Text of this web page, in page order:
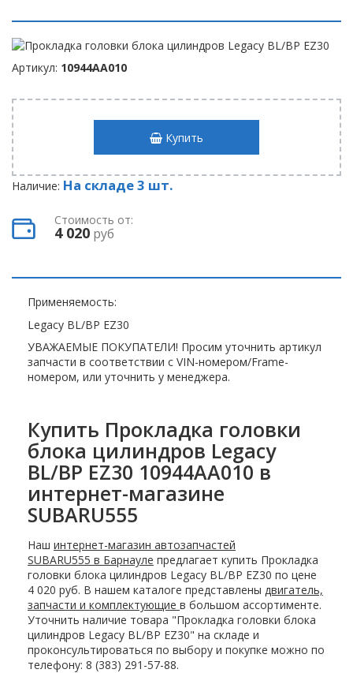
Артикул: 10944AA010
Купить
Наличие: На складе 3 шт.
Стоимость от:
4 020 руб
Применяемость:
Legacy BL/BP EZ30
УВАЖАЕМЫЕ ПОКУПАТЕЛИ! Просим уточнить артикул
запчасти в соответствии с VIN-номером/Frame-
номером, или уточнить у менеджера.
Купить Прокладка головки
блока цилиндров Legacy
BL/BP EZ30 10944AA010 в
интернет-магазине
SUBARU555
Наш интернет-магазин автозапчастей
SUBARU555 в Барнауле предлагает купить Прокладка
головки блока цилиндров Legacy BL/BP EZ30 по цене
4 020 руб. В нашем каталоге представлены двигатель,
запчасти и комплектующие в большом ассортименте.
Уточнить наличие товара "Прокладка головки блока
цилиндров Legacy BL/BP EZ30" на складе и
проконсультироваться по выбору и покупке можно по
телефону: 8 (383) 291-57-88.